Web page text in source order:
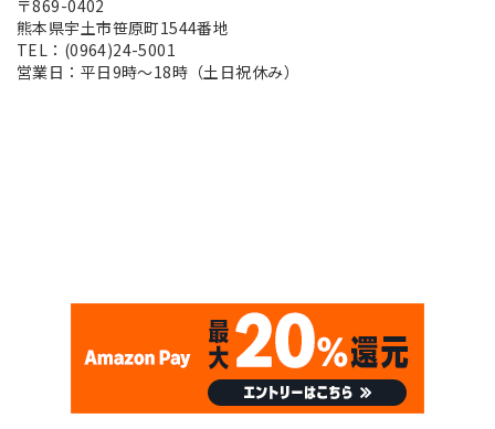
〒869-0402
熊本県宇土市笹原町1544番地
TEL：(0964)24-5001
営業日：平日9時～18時（土日祝休み）